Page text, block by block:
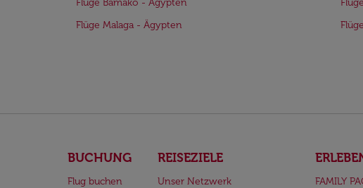
Flüge Bamako - Ägypten
Flüge Malaga - Ägypten
BUCHUNG
Flug buchen
REISEZIELE
Unser Netzwerk
FAMILY